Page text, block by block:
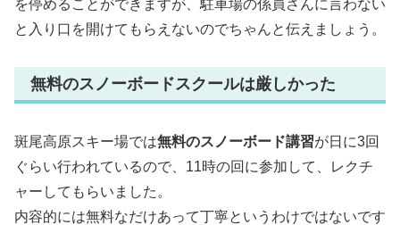
を停めることができますが、駐車場の係員さんに言わない
と入り口を開けてもらえないのでちゃんと伝えましょう。
無料のスノーボードスクールは厳しかった
斑尾高原スキー場では無料のスノーボード講習が日に3回
ぐらい行われているので、11時の回に参加して、レクチ
ャーしてもらいました。
内容的には無料なだけあって丁寧というわけではないです